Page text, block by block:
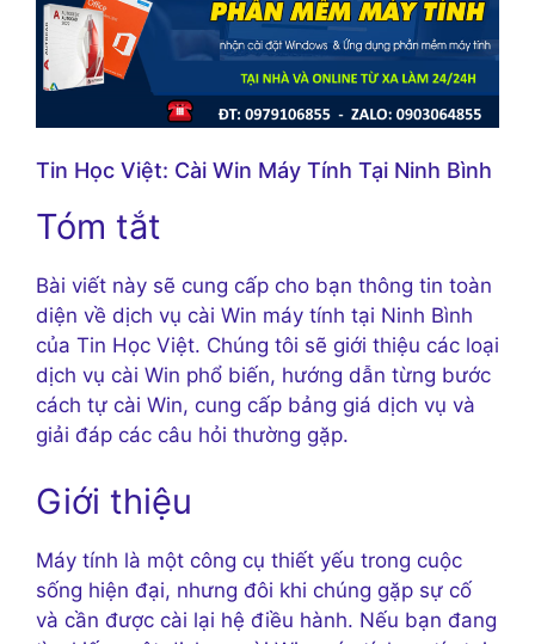
Tin Học Việt: Cài Win Máy Tính Tại Ninh Bình
Tóm tắt
Bài viết này sẽ cung cấp cho bạn thông tin toàn
diện về dịch vụ cài Win máy tính tại Ninh Bình
của Tin Học Việt. Chúng tôi sẽ giới thiệu các loại
dịch vụ cài Win phổ biến, hướng dẫn từng bước
cách tự cài Win, cung cấp bảng giá dịch vụ và
giải đáp các câu hỏi thường gặp.
Giới thiệu
Máy tính là một công cụ thiết yếu trong cuộc
sống hiện đại, nhưng đôi khi chúng gặp sự cố
và cần được cài lại hệ điều hành. Nếu bạn đang